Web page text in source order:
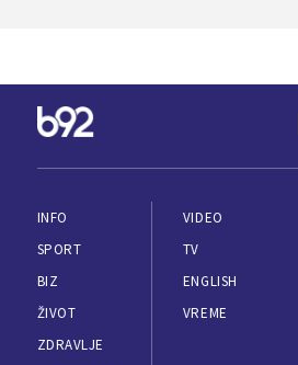
INFO
SPORT
BIZ
ŽIVOT
ZDRAVLJE
VIDEO
TV
ENGLISH
VREME